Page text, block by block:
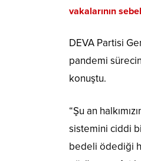
vakalarının
DEVA Partisi
pandemi
konuştu.
“Şu an
sistemini ciddi
bedeli ödediği